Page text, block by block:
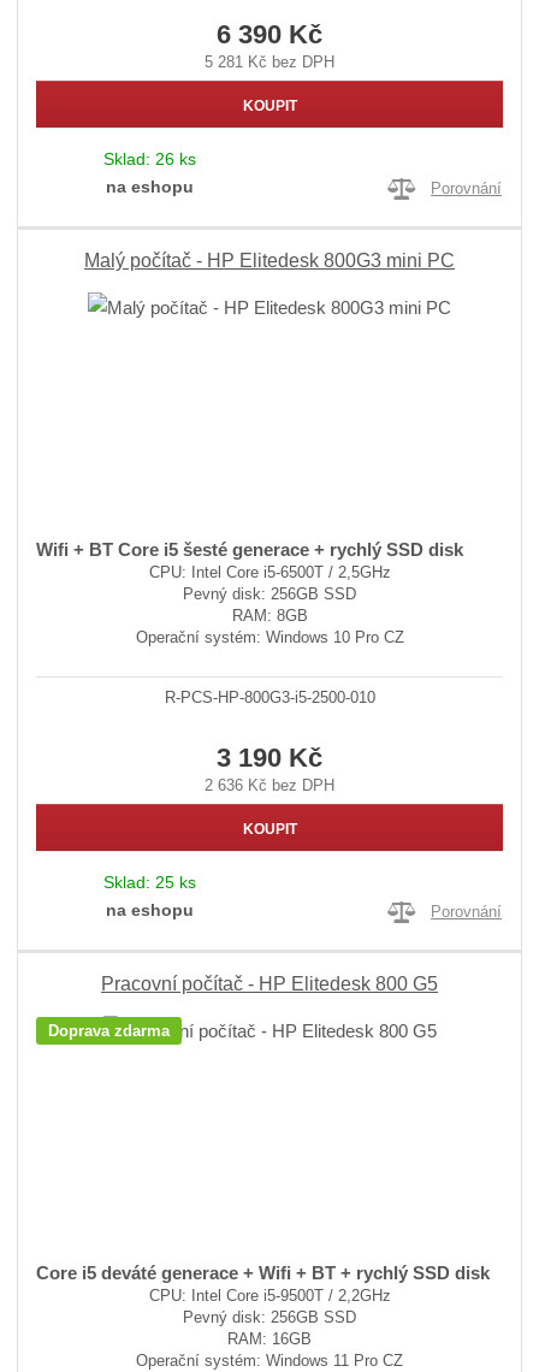
6 390 Kč
5 281 Kč bez DPH
KOUPIT
Sklad: 26 ks
na eshopu
Porovnání
Malý počítač - HP Elitedesk 800G3 mini PC
Wifi + BT Core i5 šesté generace + rychlý SSD disk
CPU: Intel Core i5-6500T / 2,5GHz
Pevný disk: 256GB SSD
RAM: 8GB
Operační systém: Windows 10 Pro CZ
R-PCS-HP-800G3-i5-2500-010
3 190 Kč
2 636 Kč bez DPH
KOUPIT
Sklad: 25 ks
na eshopu
Porovnání
Pracovní počítač - HP Elitedesk 800 G5
Doprava zdarma
Core i5 deváté generace + Wifi + BT + rychlý SSD disk
CPU: Intel Core i5-9500T / 2,2GHz
Pevný disk: 256GB SSD
RAM: 16GB
Operační systém: Windows 11 Pro CZ